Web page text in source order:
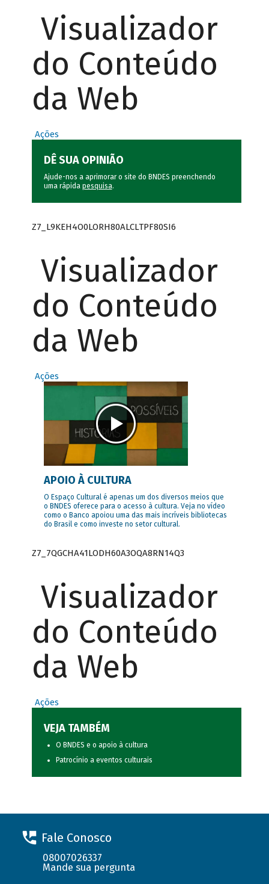
Visualizador
do Conteúdo
da Web
Ações
DÊ SUA OPINIÃO
Ajude-nos a aprimorar o site do BNDES preenchendo
uma rápida pesquisa.
Z7_L9KEH4O0LORH80ALCLTPF80SI6
Visualizador
do Conteúdo
da Web
Ações
APOIO À CULTURA
O Espaço Cultural é apenas um dos diversos meios que
o BNDES oferece para o acesso à cultura. Veja no vídeo
como o Banco apoiou uma das mais incríveis bibliotecas
do Brasil e como investe no setor cultural.
Z7_7QGCHA41LODH60A3OQA8RN14Q3
Visualizador
do Conteúdo
da Web
Ações
VEJA TAMBÉM
O BNDES e o apoio à cultura
Patrocínio a eventos culturais
Fale Conosco
08007026337
Mande sua pergunta